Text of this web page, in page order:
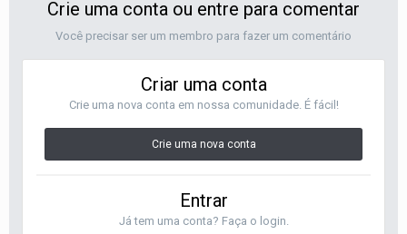
Crie uma conta ou entre para comentar
Você precisar ser um membro para fazer um comentário
Criar uma conta
Crie uma nova conta em nossa comunidade. É fácil!
Crie uma nova conta
Entrar
Já tem uma conta? Faça o login.